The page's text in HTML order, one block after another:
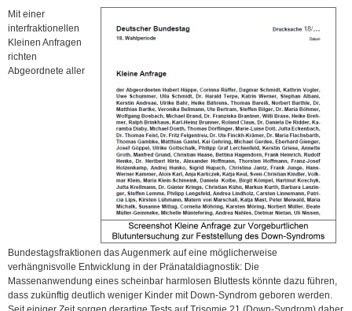
Mit einer
interfraktionellen
Kleinen Anfragen
richten
Abgeordnete aller
Bundestagsfraktionen das Augenmerk auf eine möglicherweise
verhängnisvolle Entwicklung in der Pränataldiagnostik: Die
Massenanwendung eines scheinbar harmlosen Bluttests könnte dazu führen,
dass zukünftig deutlich weniger Kinder mit Down-Syndrom geboren werden.